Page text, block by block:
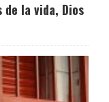
de la vida, Dios